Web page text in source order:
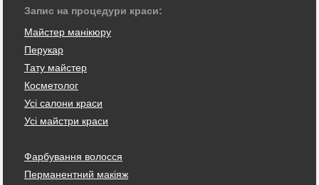
Запис на процедури краси:
Майстер манікюру
Перукар
Тату майстер
Косметолог
Усі салони краси
Усі майстри краси
Фарбування волосся
Перманентний макіяж